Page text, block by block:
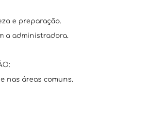
e preparação.
a administradora.
nas áreas comuns.